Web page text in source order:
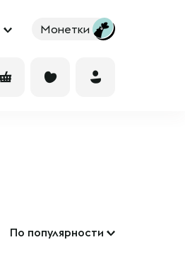
Монетки
По популярности